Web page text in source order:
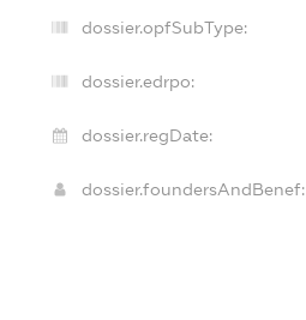
dossier.opfSubType:
dossier.edrpo:
dossier.regDate:
dossier.foundersAndBenef: